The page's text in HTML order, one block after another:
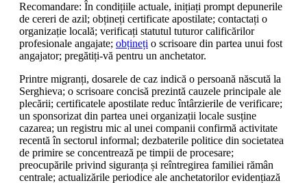
Recomandare: În condițiile actuale, inițiați prompt depunerile
de cereri de azil; obțineți certificate apostilate; contactați o
organizație locală; verificați statutul tuturor calificărilor
profesionale angajate; obțineți o scrisoare din partea unui fost
angajator; pregătiți-vă pentru un anchetator.
Printre migranți, dosarele de caz indică o persoană născută la
Serghieva; o scrisoare concisă prezintă cauzele principale ale
plecării; certificatele apostilate reduc întârzierile de verificare;
un sponsorizat din partea unei organizații locale susține
cazarea; un registru mic al unei companii confirmă activitate
recentă în sectorul informal; dezbaterile politice din societatea
de primire se concentrează pe timpii de procesare;
preocupările privind siguranța și reîntregirea familiei rămân
centrale; actualizările periodice ale anchetatorilor evidențiază